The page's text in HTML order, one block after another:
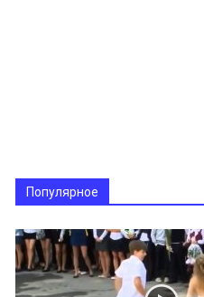
Популярное